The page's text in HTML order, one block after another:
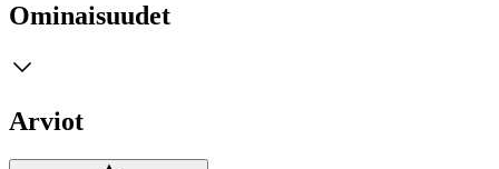
Ominaisuudet
Arviot